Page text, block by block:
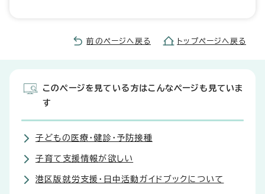
前のページへ戻る トップページへ戻る
このページを見ている方はこんなページも見ていま
す
子どもの医療・健診・予防接種
子育て支援情報が欲しい
港区版就労支援・日中活動ガイドブックについて